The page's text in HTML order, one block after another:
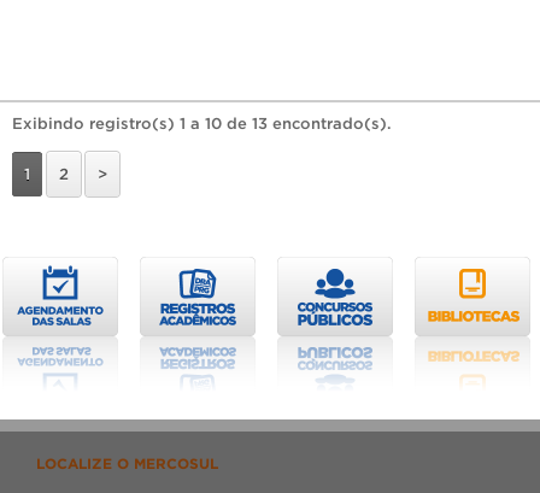
Exibindo registro(s) 1 a 10 de 13 encontrado(s).
1 2 >
LOCALIZE O MERCOSUL